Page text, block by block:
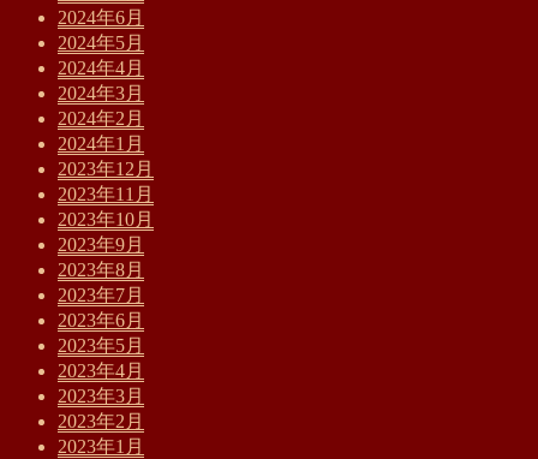
2024年6月
2024年5月
2024年4月
2024年3月
2024年2月
2024年1月
2023年12月
2023年11月
2023年10月
2023年9月
2023年8月
2023年7月
2023年6月
2023年5月
2023年4月
2023年3月
2023年2月
2023年1月